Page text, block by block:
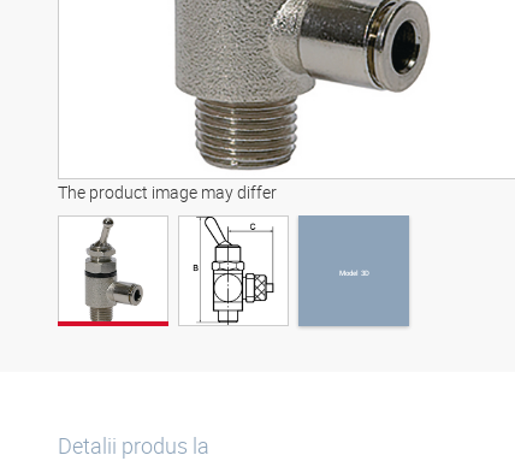
The product image may differ
Model 3D
Detalii produs la